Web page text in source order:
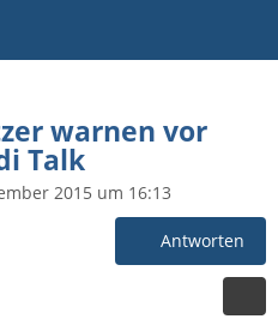
warnen vor
Talk
2015 um 16:13
Antworten